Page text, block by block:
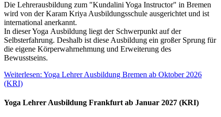
Die Lehrerausbildung zum "Kundalini Yoga Instructor" in Bremen
wird von der Karam Kriya Ausbildungsschule ausgerichtet und ist
international anerkannt.
In dieser Yoga Ausbildung liegt der Schwerpunkt auf der
Selbsterfahrung. Deshalb ist diese Ausbildung ein großer Sprung für
die eigene Körperwahrnehmung und Erweiterung des
Bewusstseins.
Weiterlesen: Yoga Lehrer Ausbildung Bremen ab Oktober 2026
(KRI)
Yoga Lehrer Ausbildung Frankfurt ab Januar 2027 (KRI)